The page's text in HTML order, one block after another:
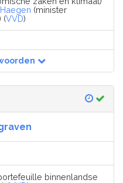
(minister
(VVD)
binnenlandse